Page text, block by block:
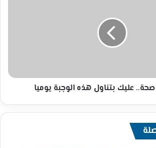
صحة.. عليك بتناول هذه الوجبة يوميا